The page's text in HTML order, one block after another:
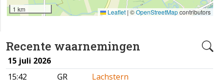
Recente waarnemingen
15 juli 2026
15:42
GR
Lachstern
1 km Leaflet |©OpenStreetMapcontributors